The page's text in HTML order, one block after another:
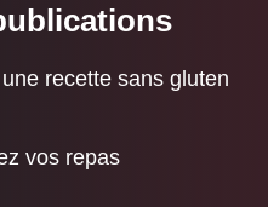
recette sans gluten
vos repas